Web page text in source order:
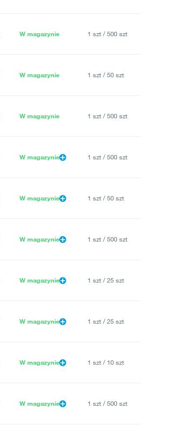
W magazynie 1 szt / 500 szt
W magazynie 1 szt / 50 szt
W magazynie 1 szt / 500 szt
W magazynie 1 szt / 500 szt
W magazynie 1 szt / 50 szt
W magazynie 1 szt / 500 szt
W magazynie 1 szt / 25 szt
W magazynie 1 szt / 25 szt
W magazynie 1 szt / 10 szt
W magazynie 1 szt / 500 szt